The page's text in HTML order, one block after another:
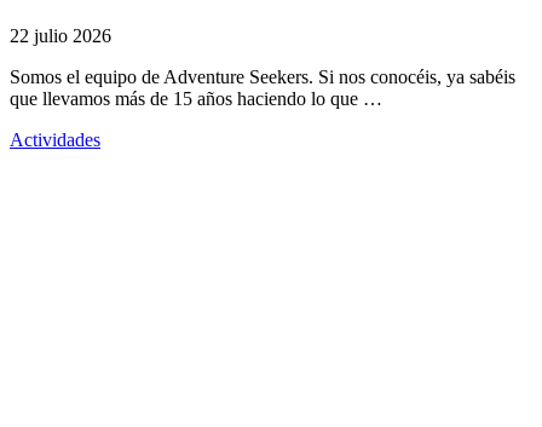
22 julio 2026
Somos el equipo de Adventure Seekers. Si nos conocéis, ya sabéis
que llevamos más de 15 años haciendo lo que …
Actividades